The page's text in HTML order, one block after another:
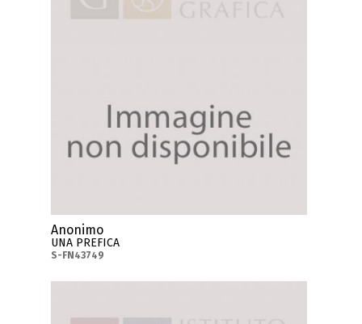
Anonimo
UNA PREFICA
S-FN43749